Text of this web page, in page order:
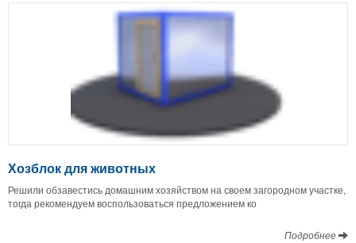
Хозблок для животных
Решили обзавестись домашним хозяйством на своем загородном участке,
тогда рекомендуем воспользоваться предложением ко
Подробнее